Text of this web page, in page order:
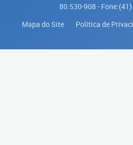
80.530-908 -
Mapa do Site
Política de